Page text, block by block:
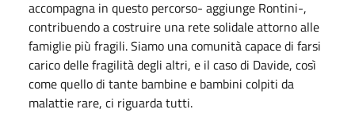
accompagna in questo percorso- aggiunge Rontini-,
contribuendo a costruire una rete solidale attorno alle
famiglie più fragili. Siamo una comunità capace di farsi
carico delle fragilità degli altri, e il caso di Davide, così
come quello di tante bambine e bambini colpiti da
malattie rare, ci riguarda tutti.